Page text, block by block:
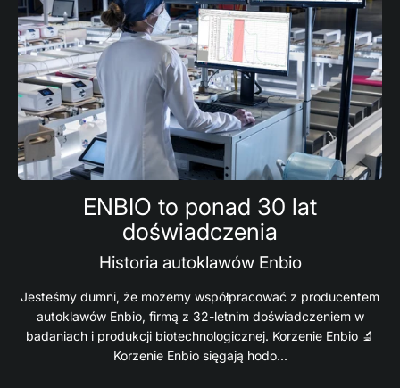
ENBIO to ponad 30 lat
doświadczenia
Historia autoklawów Enbio
Jesteśmy dumni, że możemy współpracować z producentem
autoklawów Enbio, firmą z 32-letnim doświadczeniem w
badaniach i produkcji biotechnologicznej. Korzenie Enbio 🔬
Korzenie Enbio sięgają hodo...